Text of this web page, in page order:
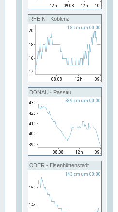
RHEIN - Koblenz
DONAU - Passau
ODER - Eisenhüttenstadt